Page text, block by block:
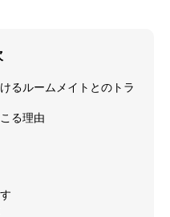
るルームメイトとのトラ
る理由